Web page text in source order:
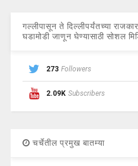
गल्लीपासून ते दिल्लीपर्यंतच्या
घडामोडी जाणून घेण्यासाठी सोशल
273 Followers
2.09K Subscribers
चर्चेतील प्रमुख बातम्या